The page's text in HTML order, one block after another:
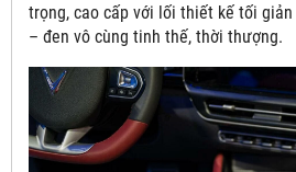
trọng, cao cấp với lối thiết kế tối
– đen vô cùng tinh thế, thời thượng.